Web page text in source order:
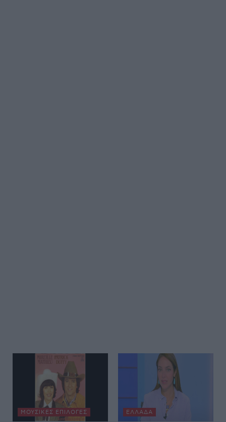
ΜΟΥΣΙΚΈΣ ΕΠΙΛΟΓΈΣ ΕΛΛΆΔΑ